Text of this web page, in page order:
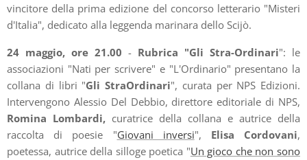
vincitore della prima edizione del concorso letterario "Misteri
d'Italia", dedicato alla leggenda marinara dello Scijò.
24 maggio, ore 21.00 - Rubrica "Gli Stra-Ordinari": le
associazioni "Nati per scrivere" e "L'Ordinario" presentano la
collana di libri "Gli StraOrdinari", curata per NPS Edizioni.
Intervengono Alessio Del Debbio, direttore editoriale di NPS,
Romina Lombardi, curatrice della collana e autrice della
raccolta di poesie "Giovani inversi", Elisa Cordovani,
poetessa, autrice della silloge poetica "Un gioco che non sono